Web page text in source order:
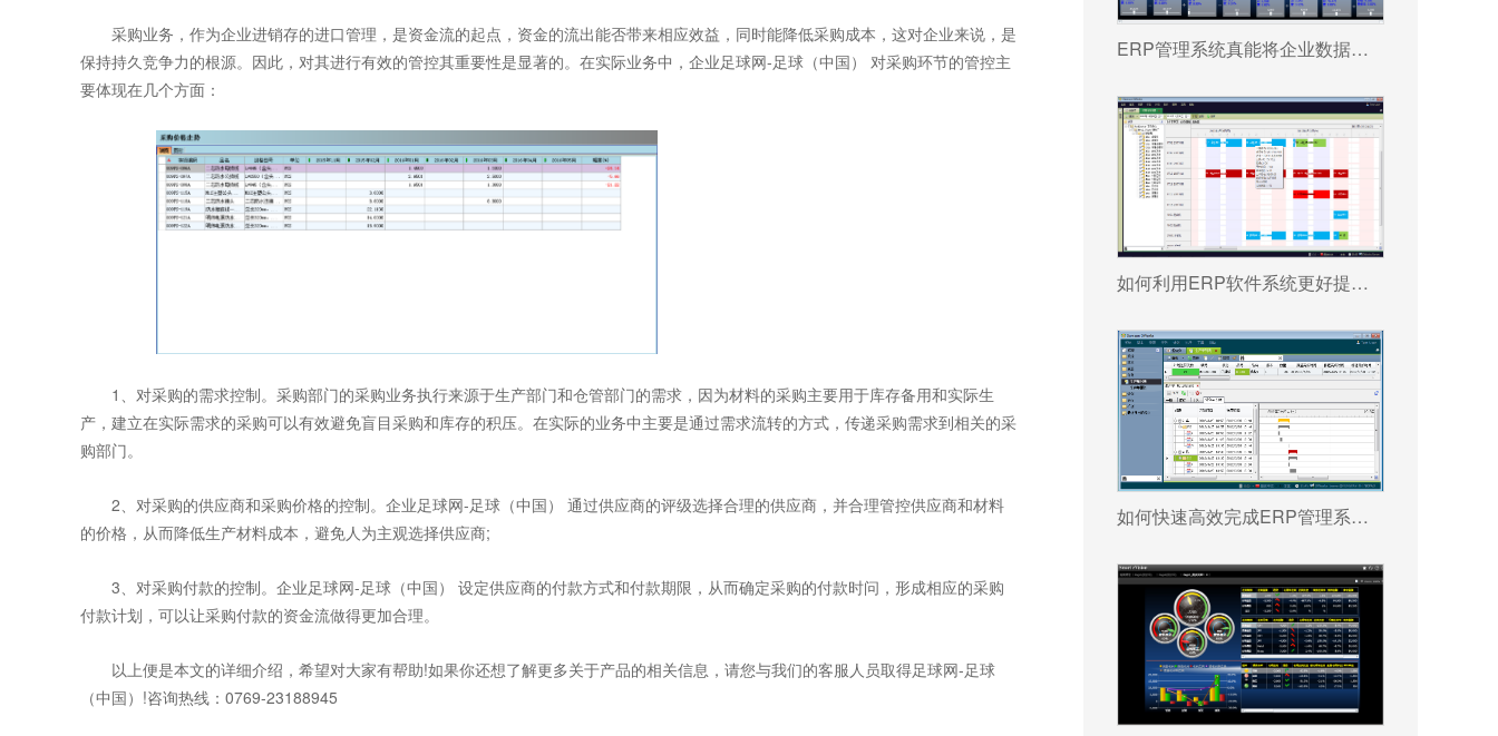
采购业务，作为企业进销存的进口管理，是资金流的起点，资金的流出能否带来相应效益，同时能降低采购成本，这对企业来说，是
保持持久竞争力的根源。因此，对其进行有效的管控其重要性是显著的。在实际业务中，企业足球网-足球（中国） 对采购环节的管控主
要体现在几个方面：
1、对采购的需求控制。采购部门的采购业务执行来源于生产部门和仓管部门的需求，因为材料的采购主要用于库存备用和实际生
产，建立在实际需求的采购可以有效避免盲目采购和库存的积压。在实际的业务中主要是通过需求流转的方式，传递采购需求到相关的采
购部门。
2、对采购的供应商和采购价格的控制。企业足球网-足球（中国） 通过供应商的评级选择合理的供应商，并合理管控供应商和材料
的价格，从而降低生产材料成本，避免人为主观选择供应商;
3、对采购付款的控制。企业足球网-足球（中国） 设定供应商的付款方式和付款期限，从而确定采购的付款时问，形成相应的采购
付款计划，可以让采购付款的资金流做得更加合理。
以上便是本文的详细介绍，希望对大家有帮助!如果你还想了解更多关于产品的相关信息，请您与我们的客服人员取得足球网-足球
（中国）!咨询热线：0769-23188945
ERP管理系统真能将企业数据转化为可执行决策吗?
如何利用ERP软件系统更好提升企业运营效率?
如何快速高效完成ERP管理系统配置?